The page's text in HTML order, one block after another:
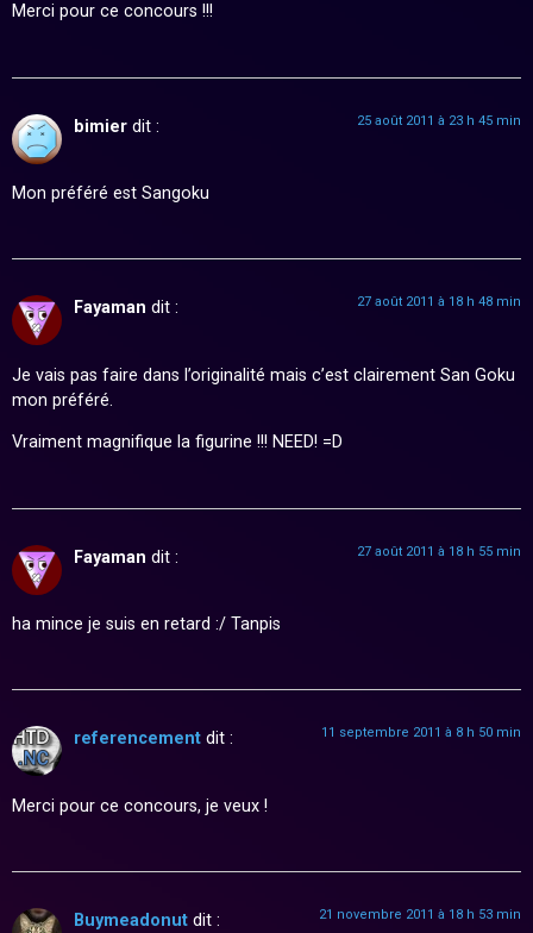
Merci pour ce concours !!!
bimier dit : 25 août 2011 à 23 h 45 min
Mon préféré est Sangoku
Fayaman dit : 27 août 2011 à 18 h 48 min
Je vais pas faire dans l’originalité mais c’est clairement San Goku
mon préféré.
Vraiment magnifique la figurine !!! NEED! =D
Fayaman dit : 27 août 2011 à 18 h 55 min
ha mince je suis en retard :/ Tanpis
referencement dit : 11 septembre 2011 à 8 h 50 min
Merci pour ce concours, je veux !
Buymeadonut dit : 21 novembre 2011 à 18 h 53 min